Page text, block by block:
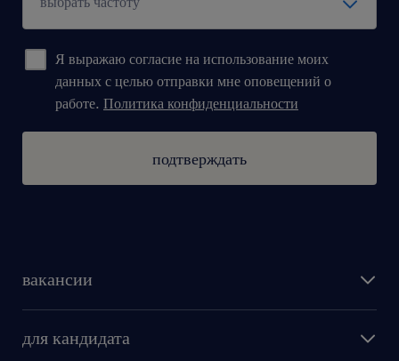
Я выражаю согласие на использование моих
данных с целью отправки мне оповещений о
работе. Политика конфиденциальности
подтверждать
вакансии
бонусы для работников
для кандидата